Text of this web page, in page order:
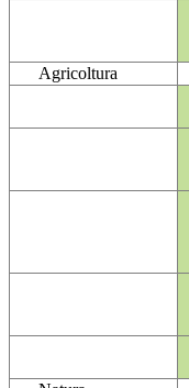
Agricoltura